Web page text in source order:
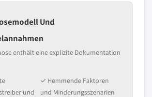
Und
enthält eine explizite Dokumentation
und
✓ Hemmende Faktoren
und Minderungsszenarien